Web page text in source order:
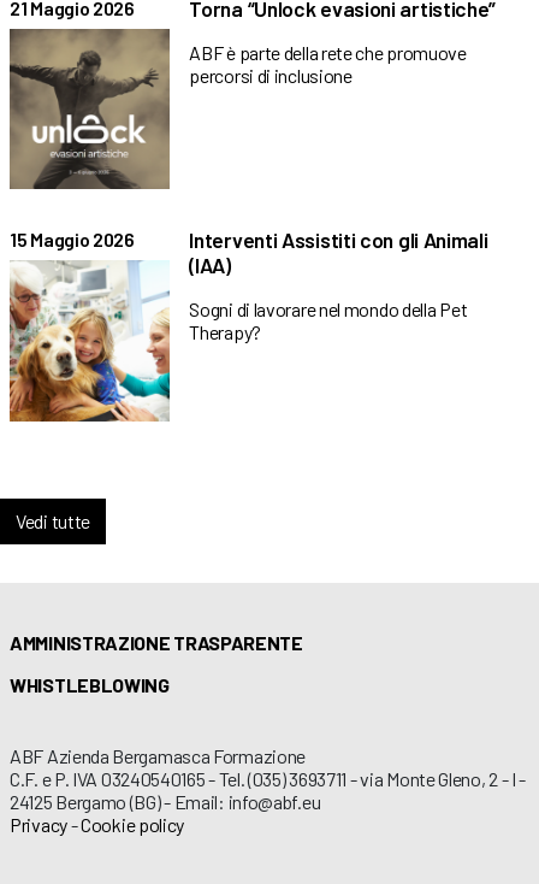
21 Maggio 2026 Torna “Unlock evasioni artistiche”
ABF è parte della rete che promuove
percorsi di inclusione
15 Maggio 2026
Interventi Assistiti con gli Animali
(IAA)
Sogni di lavorare nel mondo della Pet
Therapy?
Vedi tutte
AMMINISTRAZIONE TRASPARENTE
WHISTLEBLOWING
ABF Azienda Bergamasca Formazione
C.F. e P. IVA 03240540165 - Tel. (035) 3693711 - via Monte Gleno, 2 - I -
24125 Bergamo (BG) - Email: info@abf.eu
Privacy-Cookie policy